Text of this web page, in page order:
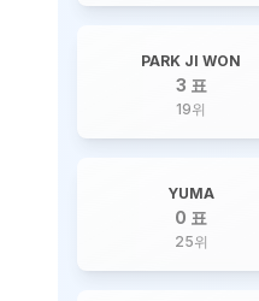
PARK JI WON
3 표
19위
YUMA
0 표
25위